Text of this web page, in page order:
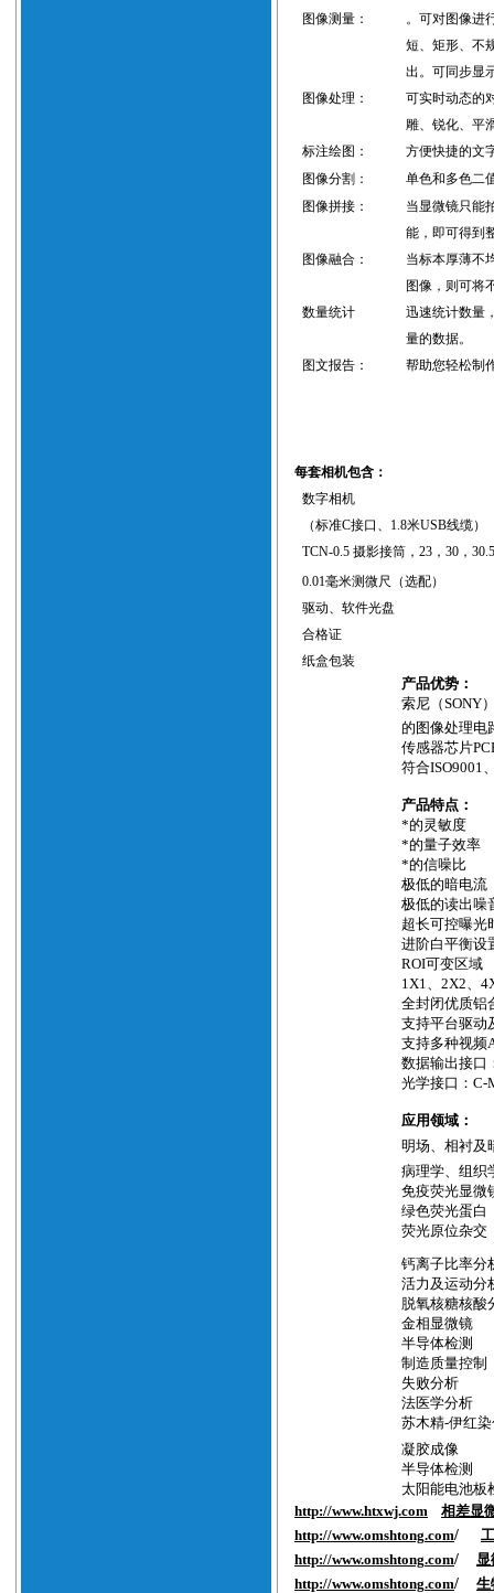
图像测量：
。可对图像进
短、矩形、不
出。可同步显
图像处理：
可实时动态的
雕、锐化、平
标注绘图：
方便快捷的文
图像分割：
单色和多色二
图像拼接：
当显微镜只能
能，即可得到
图像融合：
当标本厚薄不
图像，则可将
数量统计
迅速统计数量
量的数据。
图文报告：
帮助您轻松制
每套相机包含：
数字相机
（标准C接口、 1.8米USB线缆）
TCN-0.5摄影接筒，23 ，30 ，
0.01毫米测微尺（选配）
驱动、软件光盘
合格证
纸盒包装
产品优势：
索尼（SONY
的图像处理电
传感器芯片
符合ISO9001
产品特点：
*的灵敏度
*的量子效率
*的信噪比
极低的暗电流
极低的读出噪
超长可控曝光
进阶白平衡设
ROI可变区域
1X1、2X2、
全封闭优质铝
支持平台驱动
支持多种视频
数据输出接口
光学接口：C-
应用领域：
明场、相衬及
病理学、组织
免疫荧光显微
绿色荧光蛋白
荧光原位杂交
钙离子比率分
活力及运动分
脱氧核糖核酸
金相显微镜
半导体检测
制造质量控制
失败分析
法医学分析
苏木精-伊红
凝胶成像
半导体检测
太阳能电池板
http://www.htxwj.com
相差显
http://www.omshtong.com/
http://www.omshtong.com/
显
http://www.omshtong.com/
生